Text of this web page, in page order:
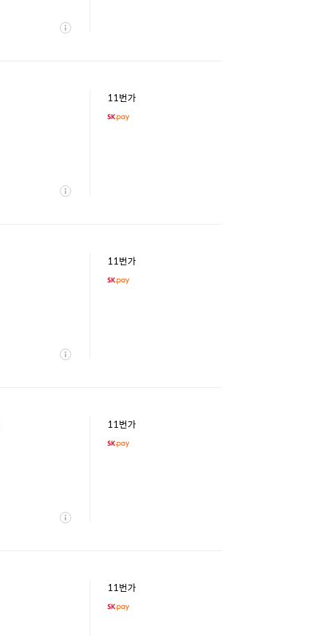
상
11번가
상
11번가
상
11번가
상
11번가